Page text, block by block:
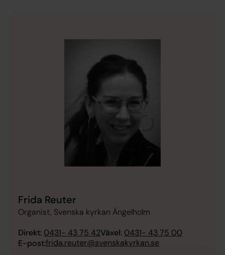
Frida Reuter
Organist, Svenska kyrkan Ängelholm
Direkt: 0431- 43 75 42Växel: 0431- 43 75 00
E-post:frida.reuter@svenskakyrkan.se